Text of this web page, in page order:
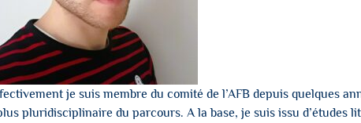
je suis membre du comité de l’AFB depuis quelques
pluridisciplinaire du parcours. A la base, je suis issu d’études